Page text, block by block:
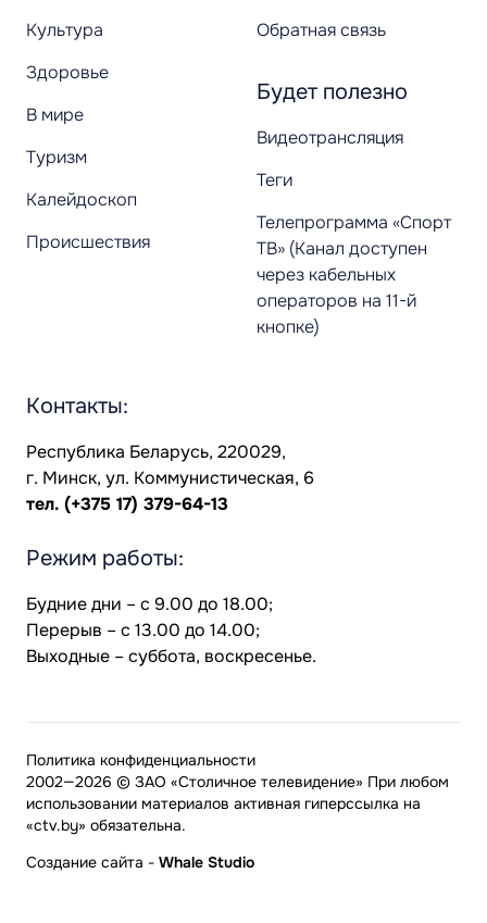
Культура
Здоровье
В мире
Туризм
Калейдоскоп
Происшествия
Обратная связь
Будет полезно
Видеотрансляция
Теги
Телепрограмма «Спорт
ТВ» (Канал доступен
через кабельных
операторов на 11-й
кнопке)
Контакты:
Республика Беларусь, 220029,
г. Минск, ул. Коммунистическая, 6
тел. (+375 17) 379-64-13
Режим работы:
Будние дни – с 9.00 до 18.00;
Перерыв – с 13.00 до 14.00;
Выходные – суббота, воскресенье.
2002—2026 © ЗАО «Столичное телевидение» При любом
использовании материалов активная гиперссылка на
«ctv.by» обязательна.
Политика конфиденциальности
Создание сайта - Whale Studio